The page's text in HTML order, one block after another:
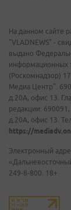
На данном сайте
"VLADNEWS" -
выдано
информационных
(Роскомнадзор)
Медиа Центр".
д.20А, офис 13.
редакции:
д.20А, офис 13.
https://
Электронный
249-8-800. 18+